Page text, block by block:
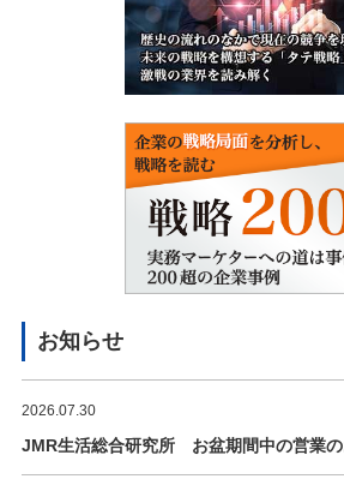
お知らせ
2026.07.30
JMR生活総合研究所 お盆期間中の営業